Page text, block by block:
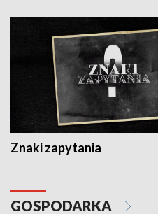
Znaki zapytania
GOSPODARKA